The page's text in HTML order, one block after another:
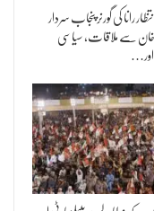
رانا کی گورنر پنجاب سردار
خان سے ملاقات، سیاسی